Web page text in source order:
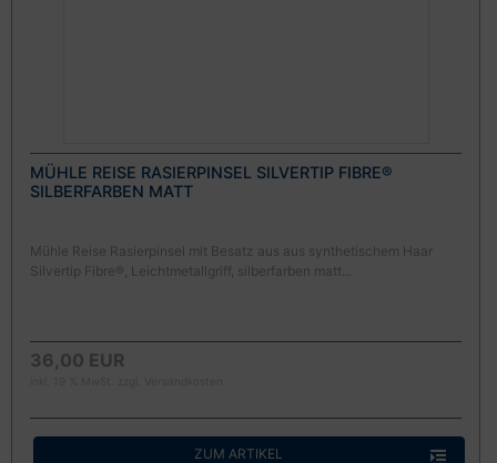
MÜHLE REISE RASIERPINSEL SILVERTIP FIBRE®
SILBERFARBEN MATT
Mühle Reise Rasierpinsel mit Besatz aus aus synthetischem Haar
Silvertip Fibre®, Leichtmetallgriff, silberfarben matt...
36,00 EUR
ZUM ARTIKEL